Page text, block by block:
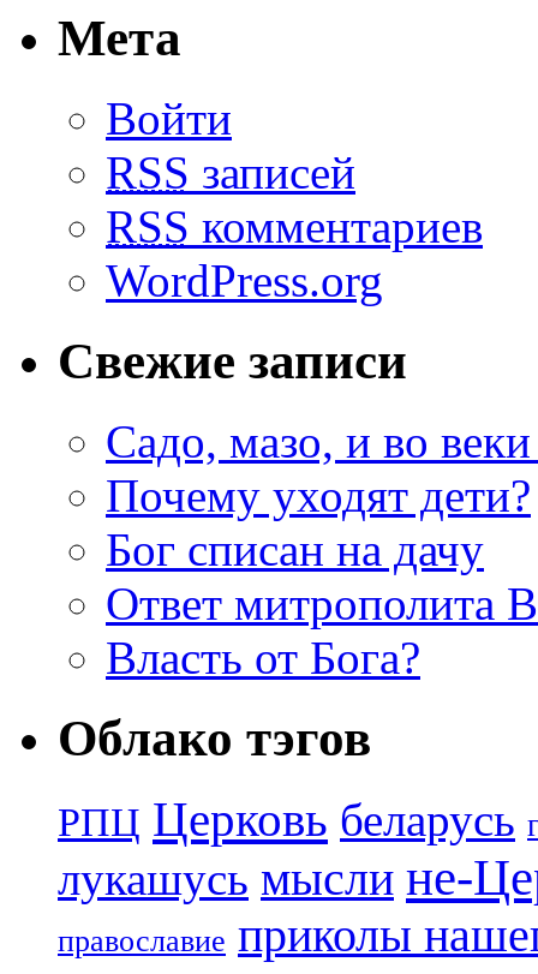
Мета
Войти
RSS записей
RSS комментариев
WordPress.org
Свежие записи
Садо, мазо, и во веки
Почему уходят дети?
Бог списан на дачу
Ответ митрополита
Власть от Бога?
Облако тэгов
РПЦ Церковь беларусь
лукашусь мысли не-
православие приколы